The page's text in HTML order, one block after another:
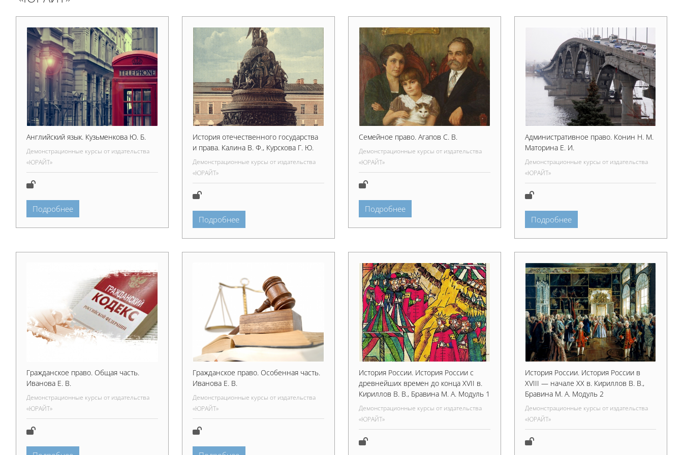
Английский язык. Кузьменкова Ю. Б.
Демонстрационные курсы от издательства
«ЮРАЙТ»
Подробнее
История отечественного государства
и права. Калина В. Ф., Курскова Г. Ю.
Демонстрационные курсы от издательства
«ЮРАЙТ»
Подробнее
Семейное право. Агапов С. В.
Демонстрационные курсы от издательства
«ЮРАЙТ»
Подробнее
Административное право. Конин Н. М.
Маторина Е. И.
Демонстрационные курсы от издательства
«ЮРАЙТ»
Подробнее
Гражданское право. Общая часть.
Иванова Е. В.
Демонстрационные курсы от издательства
«ЮРАЙТ»
Гражданское право. Особенная часть.
Иванова Е. В.
Демонстрационные курсы от издательства
«ЮРАЙТ»
История России. История России c
древнейших времен до конца XVII в.
Кириллов В. В., Бравина М. А. Модуль 1
Демонстрационные курсы от издательства
«ЮРАЙТ»
История России. История России в
XVIII — начале XX в. Кириллов В. В.,
Бравина М. А. Модуль 2
Демонстрационные курсы от издательства
«ЮРАЙТ»